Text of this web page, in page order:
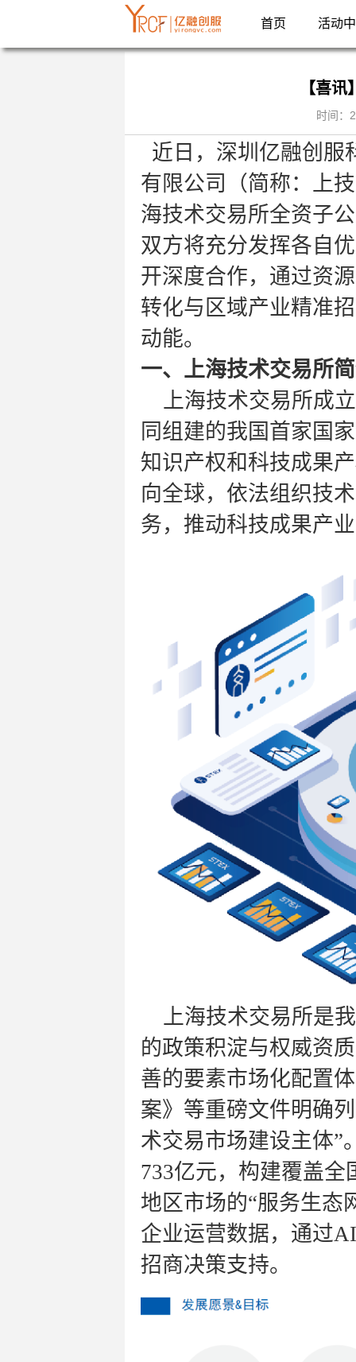
首页 活动
【喜
时间
近日，深圳亿融创服
有限公司（简称：上
海技术交易所全资子
双方将充分发挥各自
开深度合作，通过资
转化与区域产业精准
动能。
一、上海技术交易所
上海技术交易所成
同组建的我国首家国
知识产权和科技成果
向全球，依法组织技
务，推动科技成果产
上海技术交易所是
的政策积淀与权威资
善的要素市场化配置
案》等重磅文件明确
术交易市场建设主体”
733亿元，构建覆盖全
地区市场的“服务生态
企业运营数据，通过
招商决策支持。